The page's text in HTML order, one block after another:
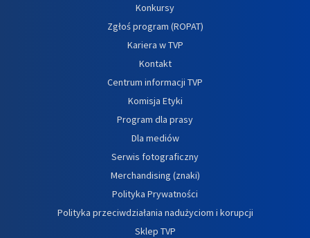
Konkursy
Zgłoś program (ROPAT)
Kariera w TVP
Kontakt
Centrum informacji TVP
Komisja Etyki
Program dla prasy
Dla mediów
Serwis fotograficzny
Merchandising (znaki)
Polityka Prywatności
Polityka przeciwdziałania nadużyciom i korupcji
Sklep TVP